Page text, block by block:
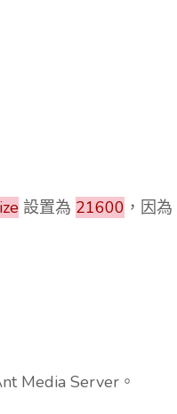
設置為 21600 ，因
Media Server。